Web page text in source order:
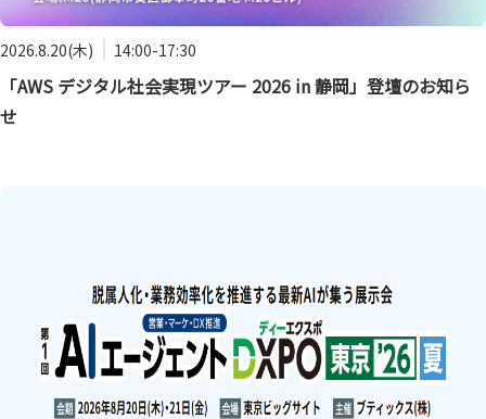
2026.8.20(木) 14:00-17:30
「AWS デジタル社会実現ツアー 2026 in 静岡」登壇のお知ら
せ